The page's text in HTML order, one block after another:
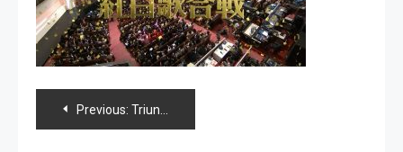
Navegación
Previous: Triunfa equipo blanco en Kouhaku Uta Gassen 2014 y news 48